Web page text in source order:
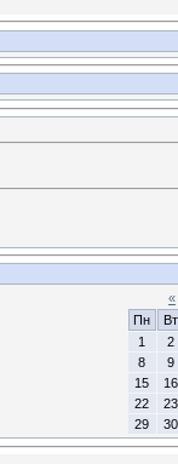
«
Пн
Вт
1
2
8
9
15
16
22
23
29
30